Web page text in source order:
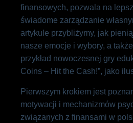
finansowych, pozwala na
świadome zarządzanie
artykule przybliżymy, jak
nasze emocje i wybory, a
przykład nowoczesnej gry
Coins – Hit the Cash!”, jako
Pierwszym krokiem jest
motywacji i mechanizmów
związanych z finansami w